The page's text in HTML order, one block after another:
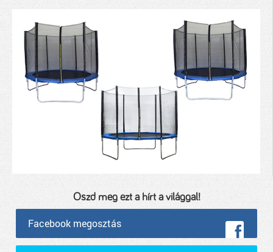
Oszd meg ezt a hírt a világgal!
Facebook megosztás